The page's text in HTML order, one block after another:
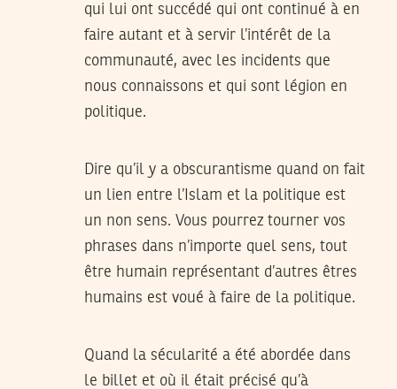
qui lui ont succédé qui ont continué à en
faire autant et à servir l’intérêt de la
communauté, avec les incidents que
nous connaissons et qui sont légion en
politique.
Dire qu’il y a obscurantisme quand on fait
un lien entre l’Islam et la politique est
un non sens. Vous pourrez tourner vos
phrases dans n’importe quel sens, tout
être humain représentant d’autres êtres
humains est voué à faire de la politique.
Quand la sécularité a été abordée dans
le billet et où il était précisé qu’à